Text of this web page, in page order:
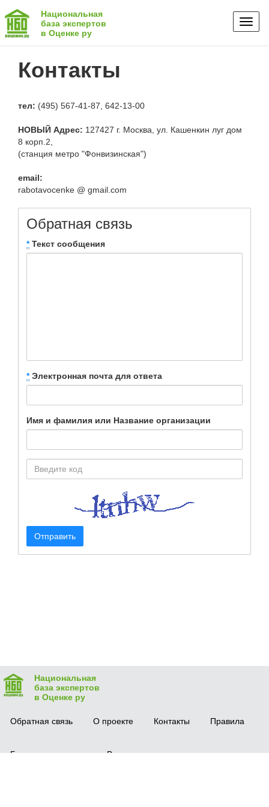
Национальная
база экспертов
в Оценке ру
Контакты
тел: (495) 567-41-87, 642-13-00
НОВЫЙ Адрес: 127427 г. Москва, ул. Кашенкин луг дом
8 корп.2,
(станция метро "Фонвизинская")
email:
rabotavocenke @ gmail.com
Обратная связь
*Текст сообщения
*Электронная почта для ответа
Имя и фамилия или Название организации
Национальная
база экспертов
в Оценке ру
Обратная связь О проекте Контакты Правила
Безопасная сделка Вопрос-ответ